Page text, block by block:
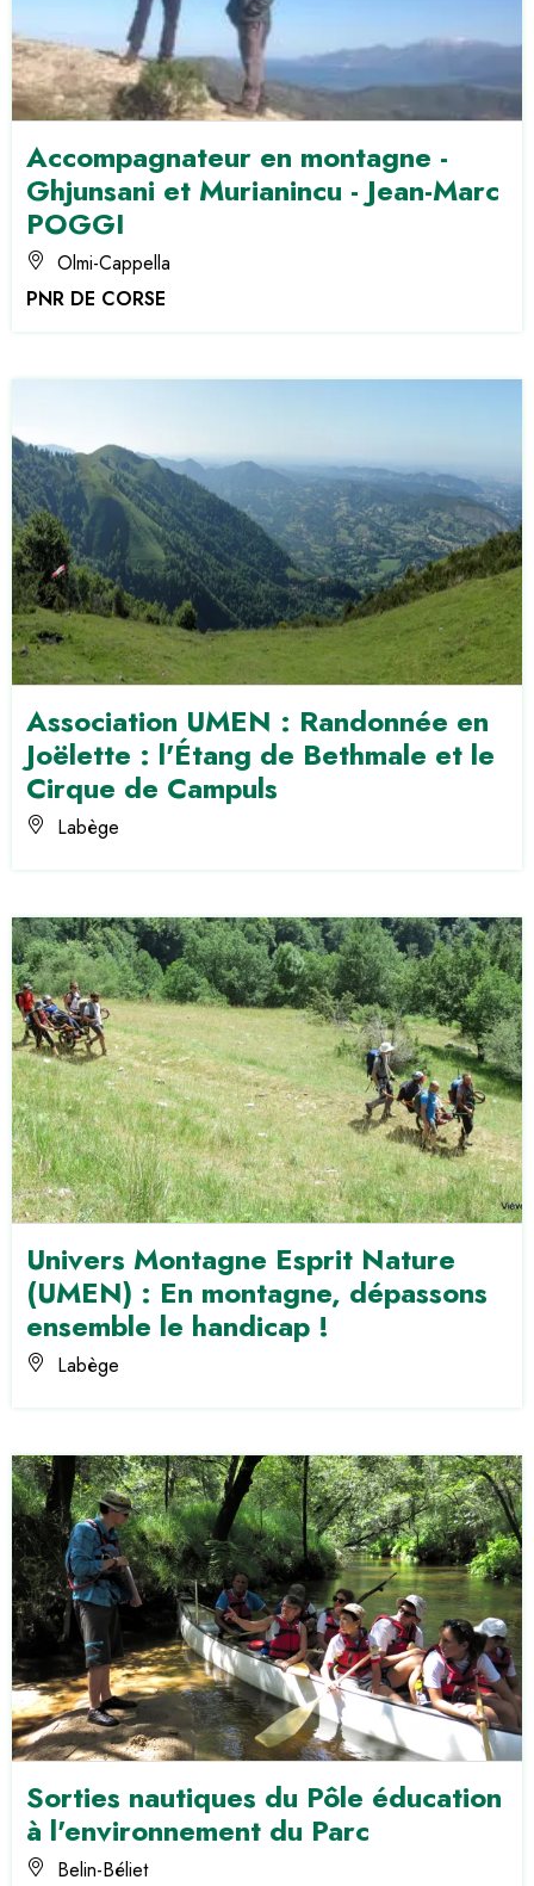
Accompagnateur en montagne -
Ghjunsani et Murianincu - Jean-Marc
POGGI
Olmi-Cappella
PNR DE CORSE
Association UMEN : Randonnée en
Joëlette : l'Étang de Bethmale et le
Cirque de Campuls
Labège
Univers Montagne Esprit Nature
(UMEN) : En montagne, dépassons
ensemble le handicap !
Labège
Sorties nautiques du Pôle éducation
à l'environnement du Parc
Belin-Béliet